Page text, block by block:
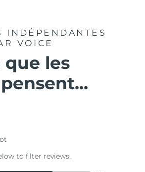
INDÉPENDANTES
VOICE
que les